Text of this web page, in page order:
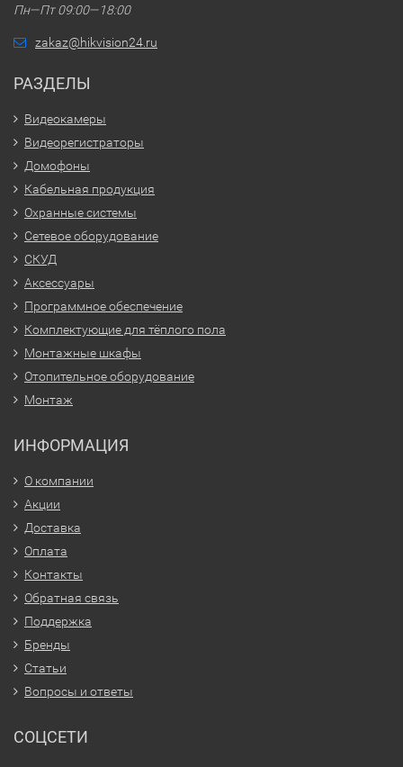
Пн—Пт 09:00—18:00
zakaz@hikvision24.ru
РАЗДЕЛЫ
Видеокамеры
Видеорегистраторы
Домофоны
Кабельная продукция
Охранные системы
Сетевое оборудование
СКУД
Аксессуары
Программное обеспечение
Комплектующие для тёплого пола
Монтажные шкафы
Отопительное оборудование
Монтаж
ИНФОРМАЦИЯ
О компании
Акции
Доставка
Оплата
Контакты
Обратная связь
Поддержка
Бренды
Статьи
Вопросы и ответы
СОЦСЕТИ